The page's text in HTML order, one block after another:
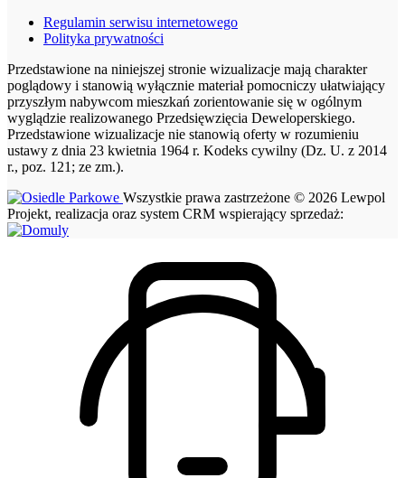
Regulamin serwisu internetowego
Polityka prywatności
Przedstawione na niniejszej stronie wizualizacje mają charakter
poglądowy i stanowią wyłącznie materiał pomocniczy ułatwiający
przyszłym nabywcom mieszkań zorientowanie się w ogólnym
wyglądzie realizowanego Przedsięwzięcia Deweloperskiego.
Przedstawione wizualizacje nie stanowią oferty w rozumieniu
ustawy z dnia 23 kwietnia 1964 r. Kodeks cywilny (Dz. U. z 2014
r., poz. 121; ze zm.).
Wszystkie prawa zastrzeżone © 2026 Lewpol
Projekt, realizacja oraz system CRM wspierający sprzedaż: